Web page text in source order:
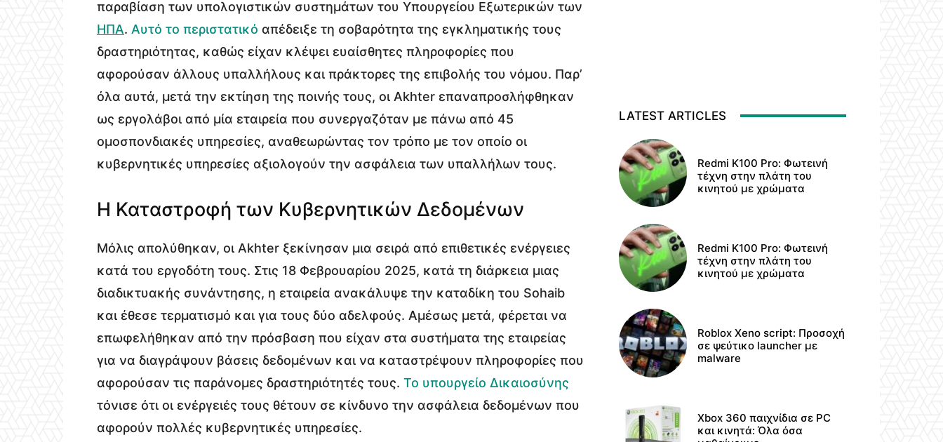
παραβίαση των υπολογιστικών συστημάτων του Υπουργείου Εξωτερικών των
ΗΠΑ. Αυτό το περιστατικό απέδειξε τη σοβαρότητα της εγκληματικής τους
δραστηριότητας, καθώς είχαν κλέψει ευαίσθητες πληροφορίες που
αφορούσαν άλλους υπαλλήλους και πράκτορες της επιβολής του νόμου. Παρ’
όλα αυτά, μετά την εκτίηση της ποινής τους, οι Akhter επαναπροσλήφθηκαν
ως εργολάβοι από μία εταιρεία που συνεργαζόταν με πάνω από 45
ομοσπονδιακές υπηρεσίες, αναθεωρώντας τον τρόπο με τον οποίο οι
κυβερνητικές υπηρεσίες αξιολογούν την ασφάλεια των υπαλλήλων τους.
Η Καταστροφή των Κυβερνητικών Δεδομένων
Μόλις απολύθηκαν, οι Akhter ξεκίνησαν μια σειρά από επιθετικές ενέργειες
κατά του εργοδότη τους. Στις 18 Φεβρουαρίου 2025, κατά τη διάρκεια μιας
διαδικτυακής συνάντησης, η εταιρεία ανακάλυψε την καταδίκη του Sohaib
και έθεσε τερματισμό και για τους δύο αδελφούς. Αμέσως μετά, φέρεται να
επωφελήθηκαν από την πρόσβαση που είχαν στα συστήματα της εταιρείας
για να διαγράψουν βάσεις δεδομένων και να καταστρέψουν πληροφορίες που
αφορούσαν τις παράνομες δραστηριότητές τους. Το υπουργείο Δικαιοσύνης
τόνισε ότι οι ενέργειές τους θέτουν σε κίνδυνο την ασφάλεια δεδομένων που
αφορούν πολλές κυβερνητικές υπηρεσίες.
LATEST ARTICLES
Redmi K100 Pro: Φωτεινή
τέχνη στην πλάτη του
κινητού με χρώματα
Redmi K100 Pro: Φωτεινή
τέχνη στην πλάτη του
κινητού με χρώματα
Roblox Xeno script: Προσοχή
σε ψεύτικο launcher με
malware
Xbox 360 παιχνίδια σε PC
και κινητά: Όλα όσα